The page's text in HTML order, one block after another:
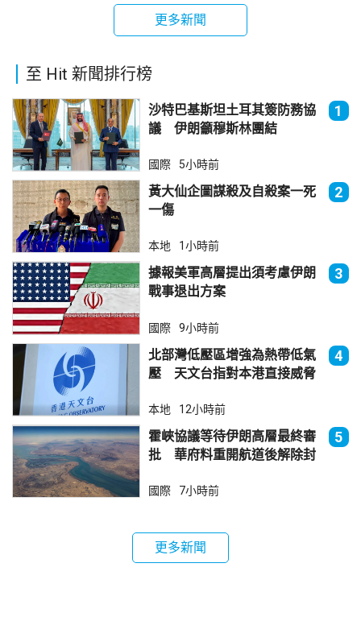
更多新聞
至 Hit 新聞排行榜
沙特巴基斯坦土耳其簽防務協
議 伊朗籲穆斯林團結
1
國際 5小時前
黃大仙企圖謀殺及自殺案一死
一傷
2
本地 1小時前
據報美軍高層提出須考慮伊朗
戰事退出方案
3
國際 9小時前
北部灣低壓區增強為熱帶低氣
壓 天文台指對本港直接威脅
4
本地 12小時前
霍峽協議等待伊朗高層最終審
批 華府料重開航道後解除封
5
國際 7小時前
更多新聞